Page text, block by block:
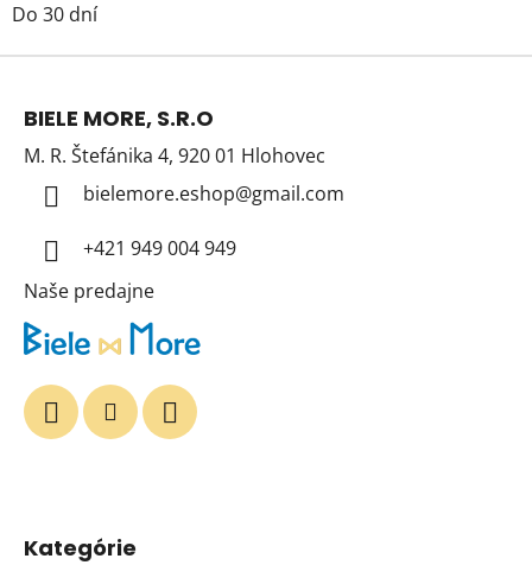
Do 30 dní
Z
BIELE MORE, S.R.O
M. R. Štefánika 4, 920 01 Hlohovec
bielemore.eshop@gmail.com
+421 949 004 949
Naše predajne
Kategórie